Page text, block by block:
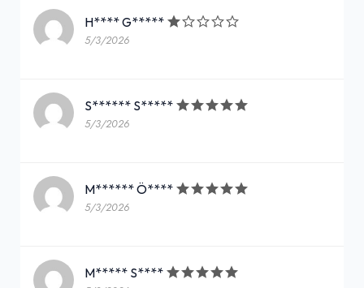
H**** G*****
5/3/2026
S****** S*****
5/3/2026
M****** Ö****
5/3/2026
M***** S****